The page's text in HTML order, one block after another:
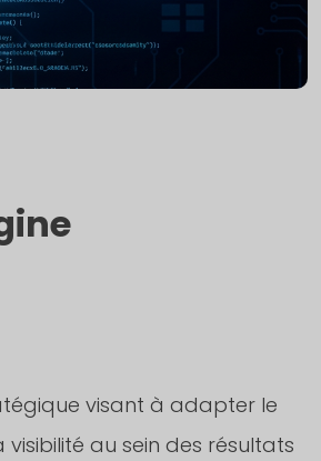
visant à adapter le
au sein des résultats